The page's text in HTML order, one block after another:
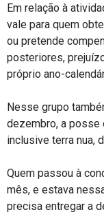
Em relação à
vale para quem
ou pretende
posteriores,
próprio ano-
Nesse grupo
dezembro, a posse
inclusive terra nua,
Quem passou à
mês, e estava
precisa entregar a